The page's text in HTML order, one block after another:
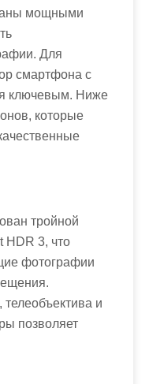
мощными
Для
смартфона с
ключевым. Ниже
которые
тройной
HDR 3, что
фотографии
и
позволяет